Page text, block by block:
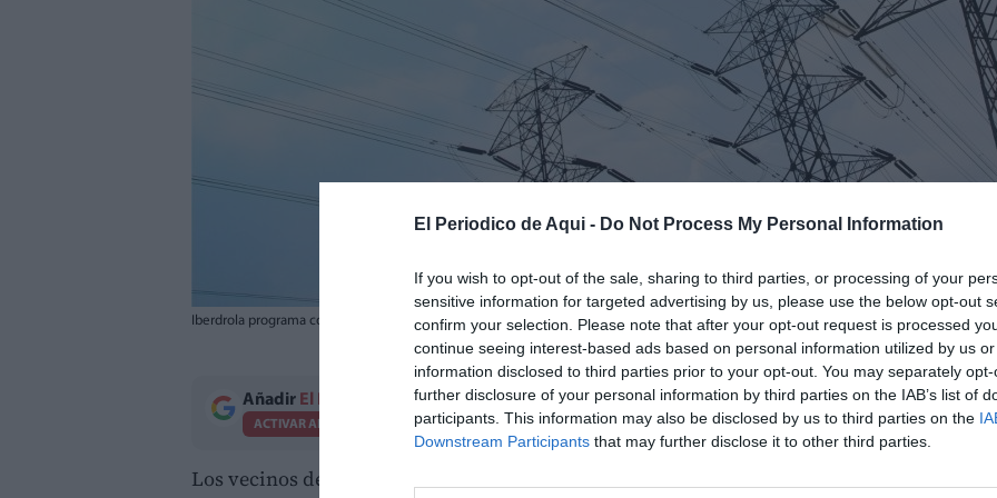
El Periodico de Aqui - Do Not Process My Personal Information
If you wish to opt-out of the sale, sharing to third parties, or processing of your
sensitive information for targeted advertising by us, please use the below opt-out
confirm your selection. Please note that after your opt-out request is processed
continue seeing interest-based ads based on personal information utilized by us
information disclosed to third parties prior to your opt-out. You may separately
further disclosure of your personal information by third parties on the IAB’s list of
participants. This information may also be disclosed by us to third parties on the
Downstream Participants that may further disclose it to other third parties.
Iberdrola programa cortes de luz en Chiva y Villargordo del Cabriel.
Añadir El Periodico de Aquícomo fuente preferida de Google de forma gratuita.
ACTIVAR AHORA
Los vecinos de